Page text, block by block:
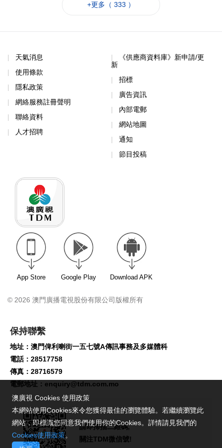
+更多（ 333 ）
天氣消息
使用條款
隱私政策
網絡服務註冊聲明
聯絡資料
人才招聘
《供應商資料庫》新申請/更
新
招標
廣告資訊
內部電郵
網站地圖
通知
節目投稿
App Store Google Play Download APK
© 2026 澳門廣播電視股份有限公司版權所有
保持聯繫
地址：澳門俾利喇街一五七號A傳訊事務及多媒體科
電話：28517758
傳真：28716579
電郵地址： enquiry@tdm.com.mo
請即掃描二維碼,
關注TDM微信號!
澳廣視 Cookies 使用政策
本網站使用Cookies來令您獲得最佳的瀏覽體驗。若繼續瀏覽此
網站，即標識您同意我們使用你的Cookies。詳情請見我們的
Cookies使用政策。